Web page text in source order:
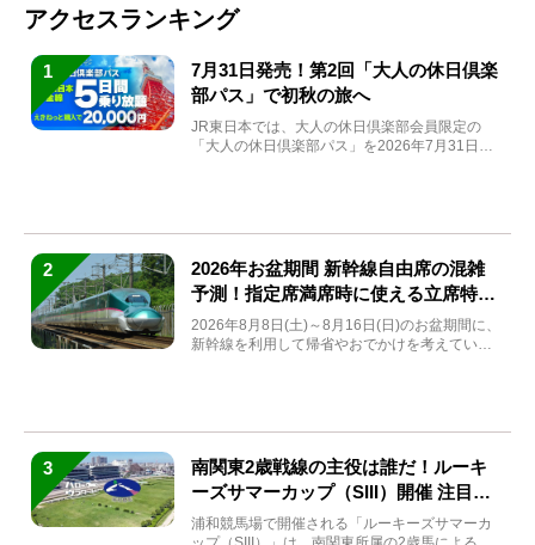
アクセスランキング
1
7月31日発売！第2回「大人の休日倶楽
部パス」で初秋の旅へ
JR東日本では、大人の休日倶楽部会員限定の
「大人の休日倶楽部パス」を2026年7月31日
2
2026年お盆期間 新幹線自由席の混雑
予測！指定席満席時に使える立席特急
券も解説
2026年8月8日(土)～8月16日(日)のお盆期間に、
新幹線を利用して帰省やおでかけを考えている
3
南関東2歳戦線の主役は誰だ！ルーキ
ーズサマーカップ（SIII）開催 注目馬
と見どころをチェック
浦和競馬場で開催される「ルーキーズサマーカ